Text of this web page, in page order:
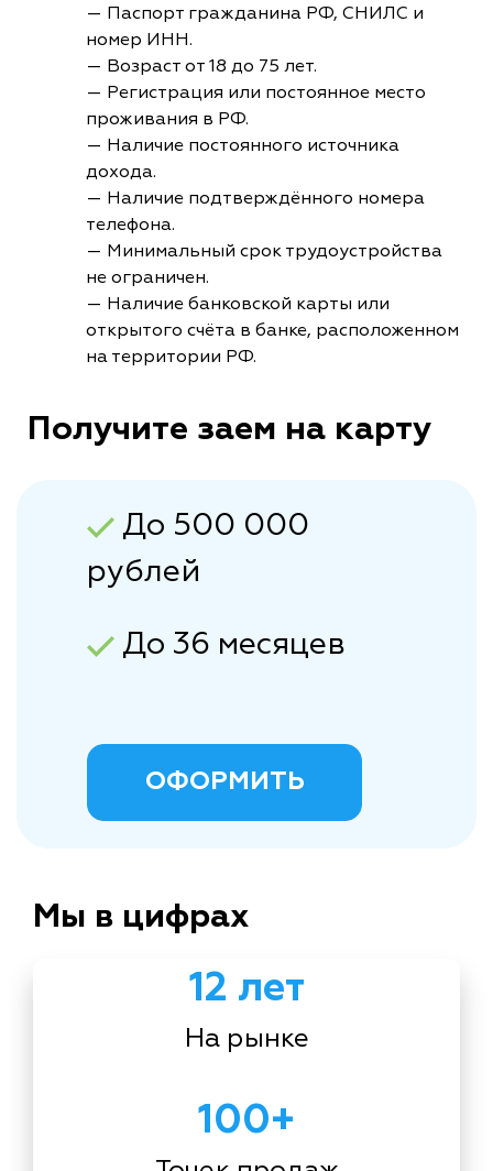
— Паспорт гражданина РФ, СНИЛС и
номер ИНН.
— Возраст от 18 до 75 лет.
— Регистрация или постоянное место
проживания в РФ.
— Наличие постоянного источника
дохода.
— Наличие подтверждённого номера
телефона.
— Минимальный срок трудоустройства
не ограничен.
— Наличие банковской карты или
открытого счёта в банке, расположенном
на территории РФ.
Получите заем на карту
До 500 000
рублей
До 36 месяцев
ОФОРМИТЬ
Мы в цифрах
12 лет
На рынке
100+